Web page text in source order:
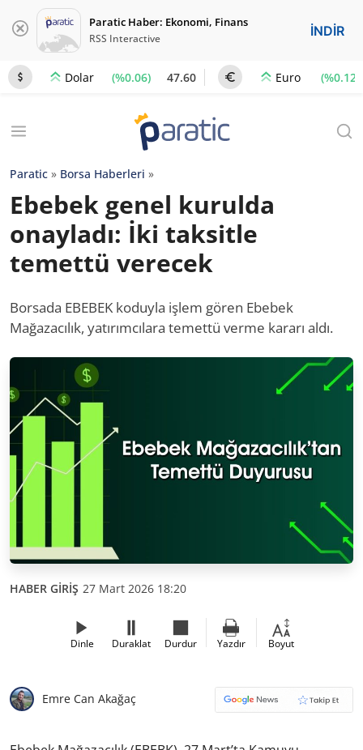
Paratic Haber: Ekonomi, Finans
RSS Interactive İNDİR
Dolar (%0.06) 47.60 Euro (%0.12)
Paratic » Borsa Haberleri »
Ebebek genel kurulda
onayladı: İki taksitle
temettü verecek
Borsada EBEBEK koduyla işlem gören Ebebek
Mağazacılık, yatırımcılara temettü verme kararı aldı.
HABER GİRİŞ 27 Mart 2026 18:20
Dinle Duraklat Durdur Yazdır Boyut
Emre Can Akağaç